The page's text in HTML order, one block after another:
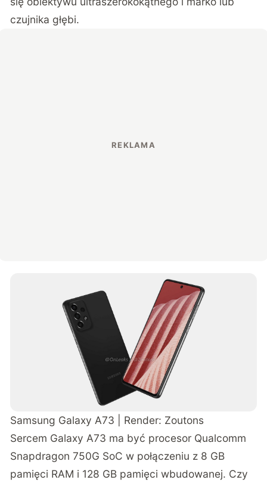
czujnika głębi.
Samsung Galaxy A73 | Render: Zoutons
Sercem Galaxy A73 ma być procesor Qualcomm
Snapdragon 750G SoC w połączeniu z 8 GB
pamięci RAM i 128 GB pamięci wbudowanej. Czy